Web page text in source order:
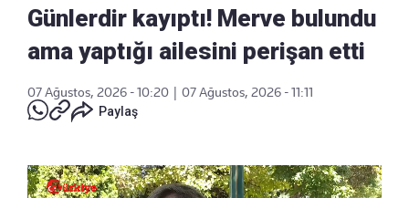
Günlerdir kayıptı! Merve bulundu
ama yaptığı ailesini perişan etti
07 Ağustos, 2026 - 10:20
07 Ağustos, 2026 - 11:11
Paylaş